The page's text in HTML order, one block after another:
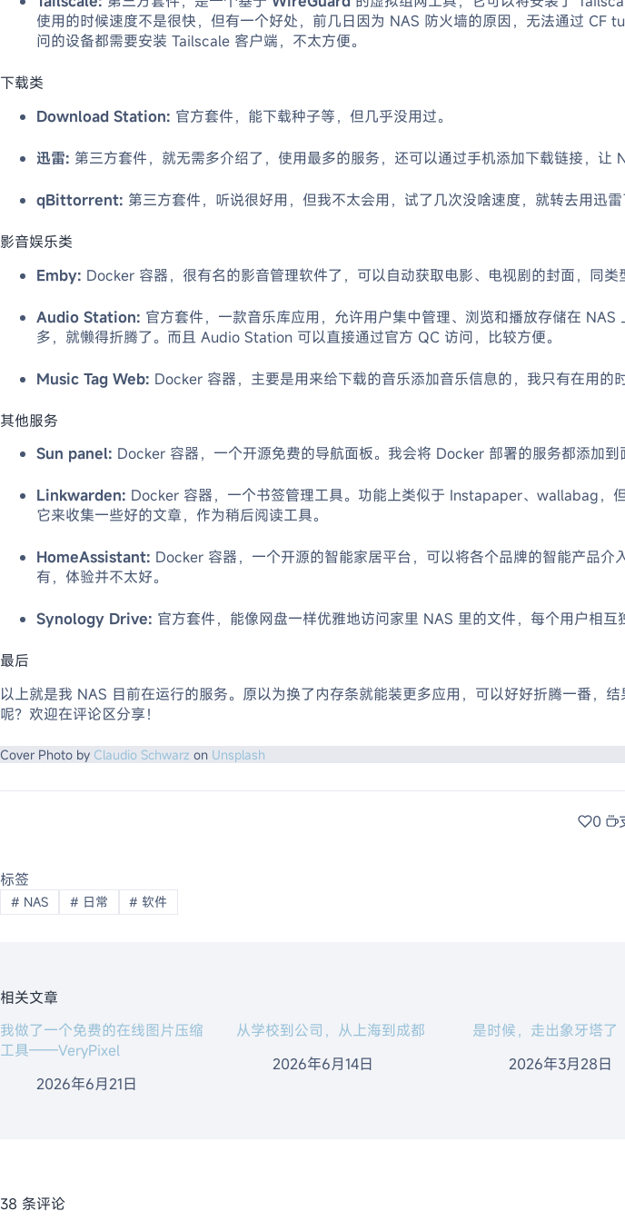
使用的时候速度不是很快，但有一个好处，前几日因为 NAS 防火墙的原因，无法通过
问的设备都需要安装 Tailscale 客户端，不太方便。
下载类
Download Station: 官方套件，能下载种子等，但几乎没用过。
迅雷: 第三方套件，就无需多介绍了，使用最多的服务，还可以通过手机添加下载链接，让
qBittorrent: 第三方套件，听说很好用，但我不太会用，试了几次没啥速度，就转去用迅雷
影音娱乐类
Emby: Docker 容器，很有名的影音管理软件了，可以自动获取电影、电视剧的封面，同类
Audio Station: 官方套件，一款音乐库应用，允许用户集中管理、浏览和播放存储在
多，就懒得折腾了。而且 Audio Station 可以直接通过官方 QC 访问，比较方便。
Music Tag Web: Docker 容器，主要是用来给下载的音乐添加音乐信息的，我只有在用的
其他服务
Sun panel: Docker 容器，一个开源免费的导航面板。我会将 Docker 部署的服务都添加到
Linkwarden: Docker 容器，一个书签管理工具。功能上类似于 Instapaper、wallabag，
它来收集一些好的文章，作为稍后阅读工具。
HomeAssistant: Docker 容器，一个开源的智能家居平台，可以将各个品牌的智能产品
有，体验并不太好。
Synology Drive: 官方套件，能像网盘一样优雅地访问家里 NAS 里的文件，每个用户相互
最后
以上就是我 NAS 目前在运行的服务。原以为换了内存条就能装更多应用，可以好好折腾一番，
呢？欢迎在评论区分享！
Cover Photo by Claudio Schwarz on Unsplash
0
标签
# NAS # 日常 # 软件
相关文章
我做了一个免费的在线图片压缩
工具——VeryPixel
2026年6月21日
从学校到公司，从上海到成都
2026年6月14日
是时候，走出象牙塔了
2026年3月28日
38 条评论